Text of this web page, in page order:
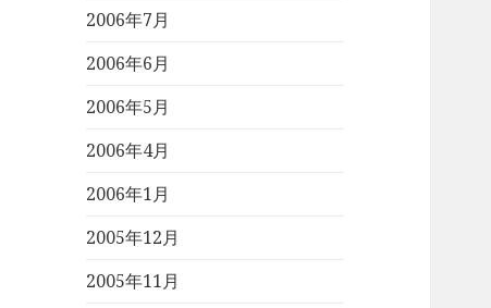
2006年7月
2006年6月
2006年5月
2006年4月
2006年1月
2005年12月
2005年11月